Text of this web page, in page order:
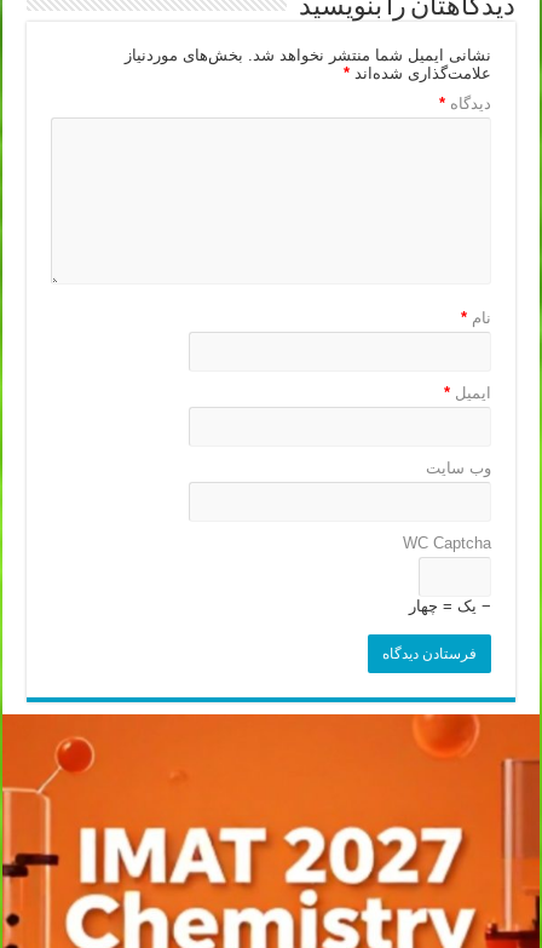
دیدگاهتان را بنویسید
نشانی ایمیل شما منتشر نخواهد شد.
بخش‌های موردنیاز
علامت‌گذاری شده‌اند*
دیدگاه*
نام*
ایمیل*
وب‌ سایت
WC Captcha
− یک = چهار